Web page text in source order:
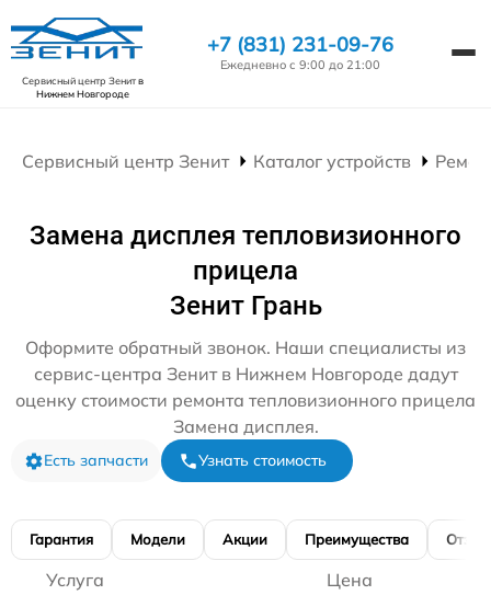
Сервисный центр Зенитв
Нижнем Новгороде
+7 (831) 231-09-76
Ежедневно с 9:00 до 21:00
Сервисный центр Зенит Каталог устройств
Замена дисплея тепловизионного
прицела
Зенит Грань
Оформите обратный звонок. Наши специалисты из
сервис-центра Зенит в Нижнем Новгороде дадут
оценку стоимости ремонта тепловизионного прицела
Замена дисплея.
Есть запчасти Узнать стоимость
Гарантия Модели Акции Преимущества
Услуга Цена